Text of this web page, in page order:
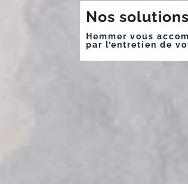
Nos
Hemmer vous
par l’entretien de